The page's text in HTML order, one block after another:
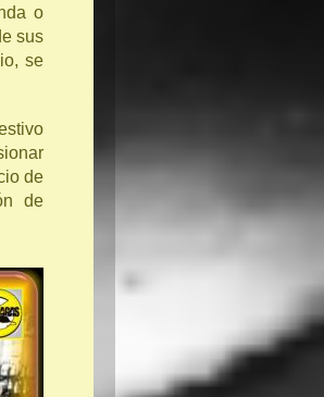
o
sus
se
de
de